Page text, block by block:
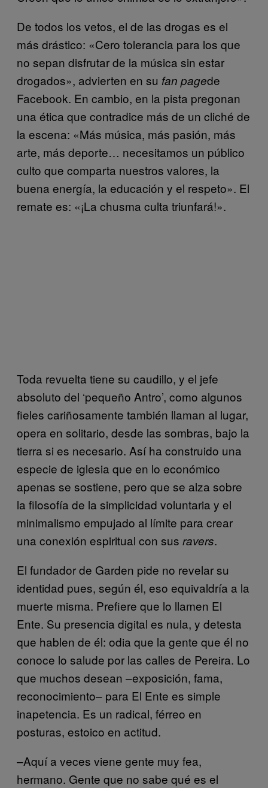
De todos los vetos, el de las drogas es el
más drástico: «Cero tolerancia para los que
no sepan disfrutar de la música sin estar
drogados», advierten en su fan pagede
Facebook. En cambio, en la pista pregonan
una ética que contradice más de un cliché de
la escena: «Más música, más pasión, más
arte, más deporte… necesitamos un público
culto que comparta nuestros valores, la
buena energía, la educación y el respeto». El
remate es: «¡La chusma culta triunfará!».
Toda revuelta tiene su caudillo, y el jefe
absoluto del ‘pequeño Antro’, como algunos
fieles cariñosamente también llaman al lugar,
opera en solitario, desde las sombras, bajo la
tierra si es necesario. Así ha construido una
especie de iglesia que en lo económico
apenas se sostiene, pero que se alza sobre
la filosofía de la simplicidad voluntaria y el
minimalismo empujado al límite para crear
una conexión espiritual con sus ravers.
El fundador de Garden pide no revelar su
identidad pues, según él, eso equivaldría a la
muerte misma. Prefiere que lo llamen El
Ente. Su presencia digital es nula, y detesta
que hablen de él: odia que la gente que él no
conoce lo salude por las calles de Pereira. Lo
que muchos desean –exposición, fama,
reconocimiento– para El Ente es simple
inapetencia. Es un radical, férreo en
posturas, estoico en actitud.
–Aquí a veces viene gente muy fea,
hermano. Gente que no sabe qué es el